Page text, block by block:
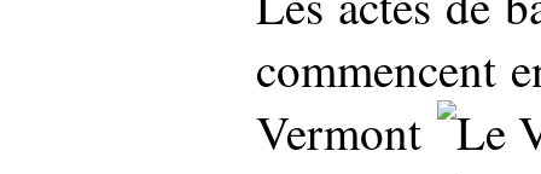
commencent
Vermont